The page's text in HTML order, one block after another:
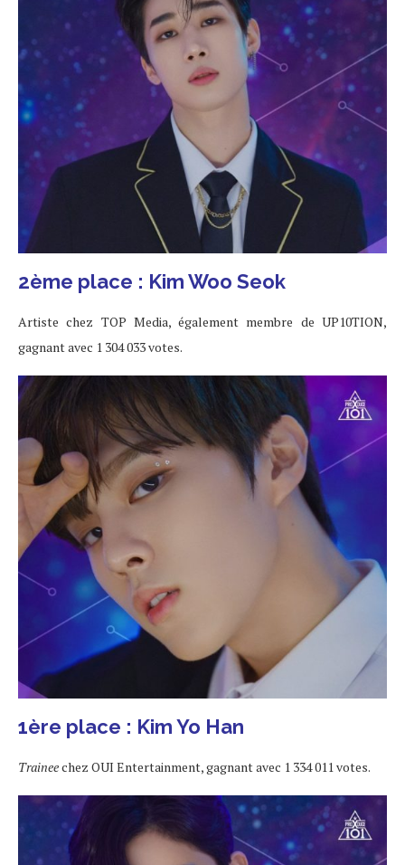
2ème place : Kim Woo Seok
Artiste chez TOP Media, également membre de UP10TION,
gagnant avec 1 304 033 votes.
1ère place : Kim Yo Han
Traineechez OUI Entertainment, gagnant avec 1 334 011 votes.